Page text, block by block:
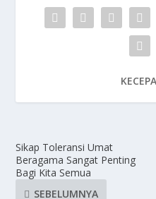
Sikap Toleransi Umat
Beragama Sangat Penting
Bagi Kita Semua
SEBELUMNYA